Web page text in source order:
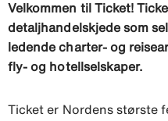
Velkommen til Ticket!
detaljhandelskjede som
ledende charter- og
fly- og hotellselskaper.
Ticket er Nordens største